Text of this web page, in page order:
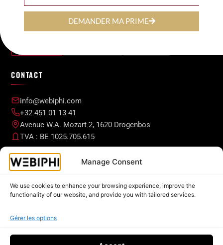
Manage Consent
We use cookies to enhance your browsing experience, improve the
functionality of our website, and provide you with tailored services.
Gérer les options
sur mesure :développement web,optimisation SEOet
CONTACT
info@webiphi.com
+32 451 01 13 41
Avenue W.A. Mozart 2, 1620 Drogenbos
TVA : BE 1025.705.615
NAVIGATION
Développement Web
Solutions ICT et Sécurité
Visibilité en Ligne
DEMANDER MA PRIME